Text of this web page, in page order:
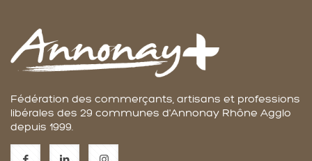
Fédération des commerçants, artisans et professions
libérales des 29 communes d'Annonay Rhône Agglo
depuis 1999.